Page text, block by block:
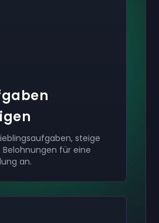
steige
für eine
an.